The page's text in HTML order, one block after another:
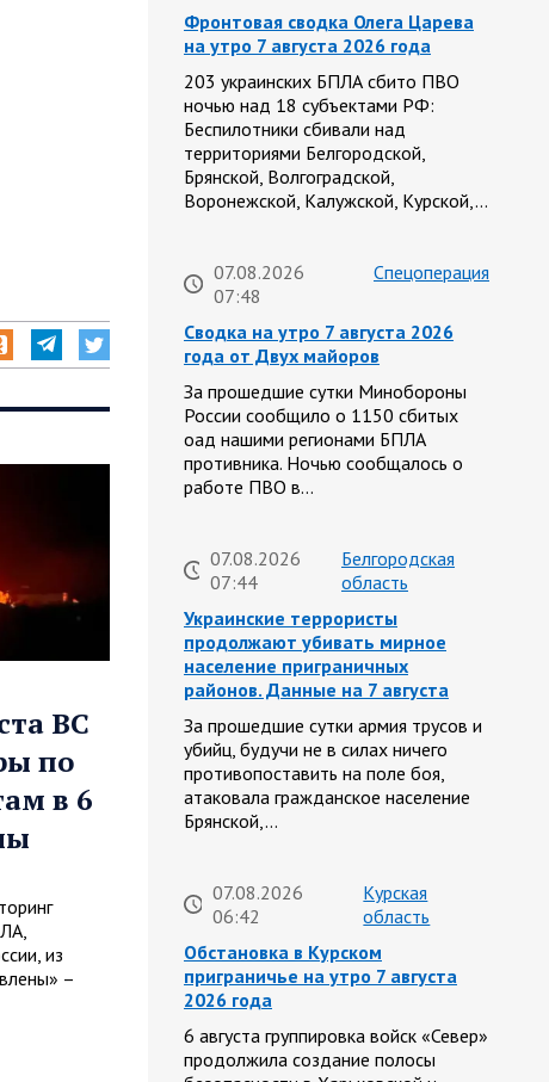
ВС
по
в 6
из
–
Фронтовая сводка Олега Царева
на утро 7 августа 2026 года
203 украинских БПЛА сбито ПВО
ночью над 18 субъектами РФ:
Беспилотники сбивали над
территориями Белгородской,
Брянской, Волгоградской,
Воронежской, Калужской, Курской,…
07.08.2026
07:48
Спецоперация
Сводка на утро 7 августа 2026
года от Двух майоров
За прошедшие сутки Минобороны
России сообщило о 1150 сбитых
оад нашими регионами БПЛА
противника. Ночью сообщалось о
работе ПВО в…
07.08.2026
07:44
Белгородская
область
Украинские террористы
продолжают убивать мирное
население приграничных
районов. Данные на 7 августа
За прошедшие сутки армия трусов и
убийц, будучи не в силах ничего
противопоставить на поле боя,
атаковала гражданское население
Брянской,…
07.08.2026
06:42
Курская
область
Обстановка в Курском
приграничье на утро 7 августа
2026 года
6 августа группировка войск «Север»
продолжила создание полосы